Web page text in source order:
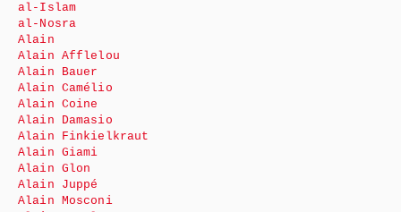
al-Islam
al-Nosra
Alain
Alain Afflelou
Alain Bauer
Alain Camélio
Alain Coine
Alain Damasio
Alain Finkielkraut
Alain Giami
Alain Glon
Alain Juppé
Alain Mosconi